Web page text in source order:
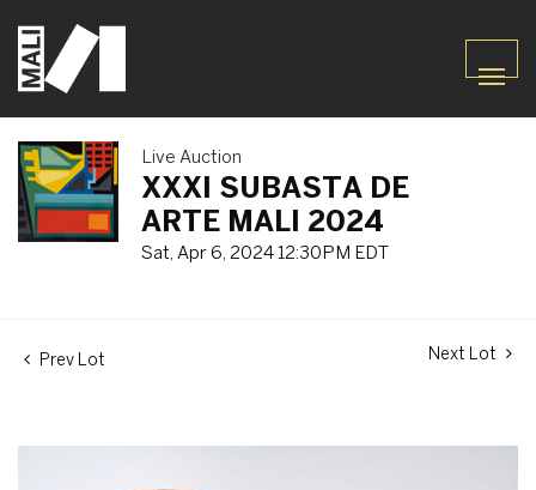
Live Auction
XXXI SUBASTA DE
ARTE MALI 2024
Sat, Apr 6, 2024 12:30PM EDT
Prev Lot Next Lot